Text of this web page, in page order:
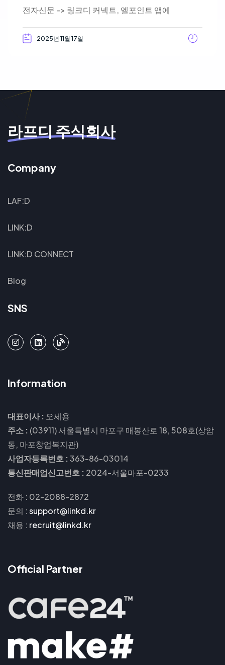
전자신문 -> 링크디 커넥트, 엘포인트 앱에
2025년 11월 17일
라프디 주식회사
Company
LAF:D
LINK:D
LINK:D CONNECT
Blog
SNS
Information
대표이사 : 오세용
주소 : (03911) 서울특별시 마포구 매봉산로 18, 508호(상암
동, 마포창업복지관)
사업자등록번호 :363-86-03014
통신판매업신고번호 : 2024-서울마포-0233
전화 : 02-2088-2872
문의 :support@linkd.kr
채용 : recruit@linkd.kr
Official Partner